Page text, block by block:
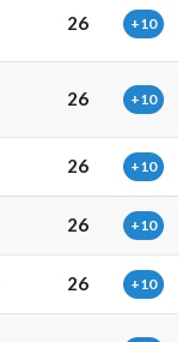
26 +10
26 +10
26 +10
26 +10
26 +10